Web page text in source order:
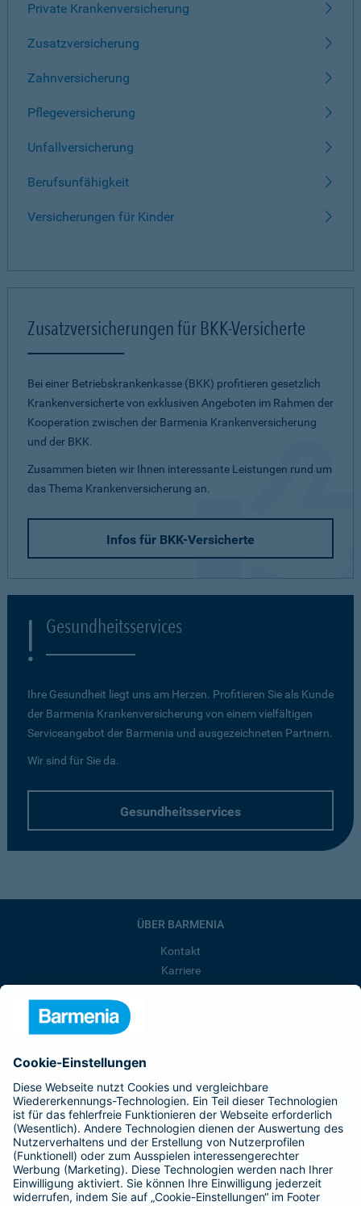
Private Krankenversicherung
Zusatzversicherung
Zahnversicherung
Pflegeversicherung
Unfallversicherung
Berufsunfähigkeit
Versicherungen für Kinder
Zusatzversicherungen für BKK-Versicherte
Bei einer Betriebskrankenkasse (BKK) profitieren gesetzlich
Krankenversicherte von exklusiven Angeboten im Rahmen der
Kooperation zwischen der Barmenia Krankenversicherung
und der BKK.
Zusammen bieten wir Ihnen interessante Leistungen rund um
das Thema Krankenversicherung an.
Infos für BKK-Versicherte
Gesundheitsservices
Ihre Gesundheit liegt uns am Herzen. Profitieren Sie als Kunde
der Barmenia Krankenversicherung von einem vielfältigen
Serviceangebot der Barmenia und ausgezeichneten Partnern.
Wir sind für Sie da.
Gesundheitsservices
ÜBER BARMENIA
Kontakt
Karriere
Barmenia ist Teil der BarmeniaGothaer
BELIEBTE SEITEN
Kranken-Zusatzversicherung
Tierversicherungen
Haftpflichtversicherung
Hausratversicherung